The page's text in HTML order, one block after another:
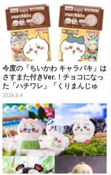
今度の「ちいかわ キャラパキ」は
さすまた付きVer.！チョコになっ
た「ハチワレ」「くりまんじゅ
う」たちも可愛い全8種
2026.8.4